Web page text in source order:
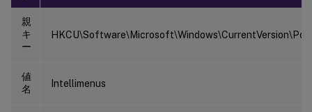
親
キ
ー
値
名
Intellimenus